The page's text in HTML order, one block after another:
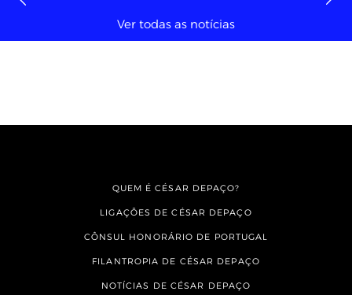
Ver todas as notícias
QUEM É CÉSAR DEPAÇO?
LIGAÇÕES DE CÉSAR DEPAÇO
CÔNSUL HONORÁRIO DE PORTUGAL
FILANTROPIA DE CÉSAR DEPAÇO
NOTÍCIAS DE CÉSAR DEPAÇO